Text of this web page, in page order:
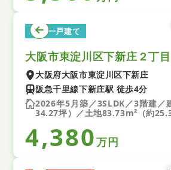
新築一戸建て
大阪府大阪市東淀川区下新庄
阪急千里線下新庄駅 徒歩4分
2026年5月築／3SLDK／3階建／
34.27坪）／土地83.73m²（約
4,380万円